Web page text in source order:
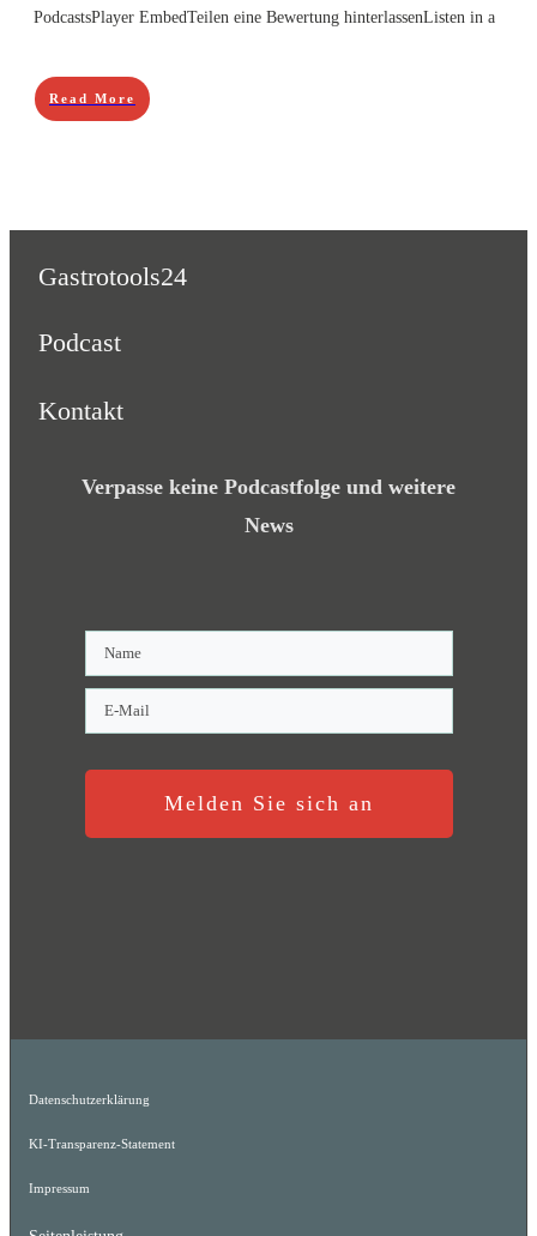
PodcastsPlayer EmbedTeilen eine Bewertung hinterlassenListen in a
Read More
Gastrotools24
Podcast
Kontakt
Verpasse keine Podcastfolge und weitere
News
Melden Sie sich an
Datenschutzerklärung
KI-Transparenz-Statement
Impressum